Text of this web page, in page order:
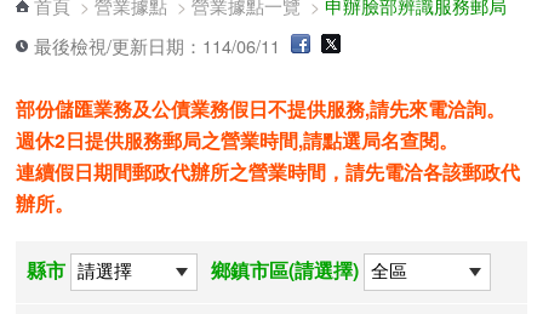
首頁 >營業據點 >營業據點一覽 > 申辦臉部辨識服務郵局
最後檢視/更新日期：114/06/11
部份儲匯業務及公債業務假日不提供服務,請先來電洽詢。
週休2日提供服務郵局之營業時間,請點選局名查閱。
連續假日期間郵政代辦所之營業時間，請先電洽各該郵政代
辦所。
縣市 鄉鎮市區(請選擇)